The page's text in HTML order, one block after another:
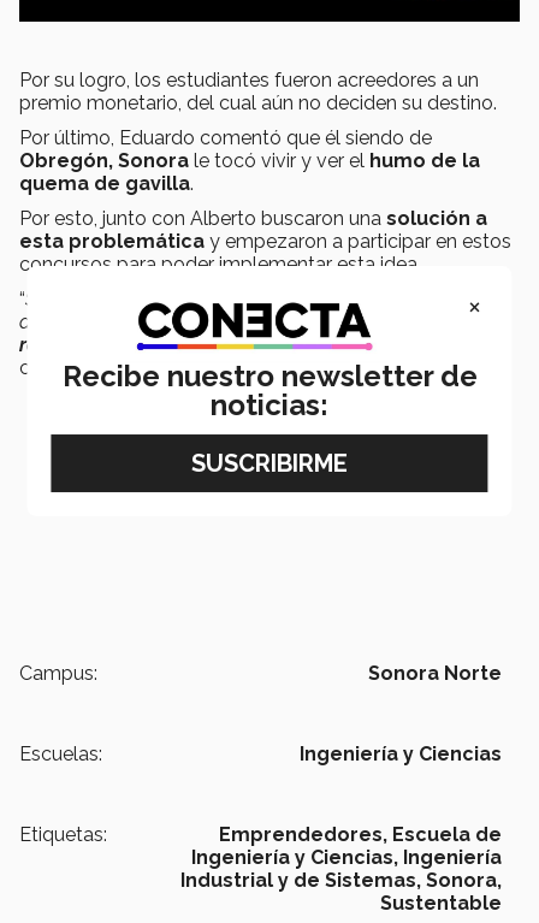
Por su logro, los estudiantes fueron acreedores a un
premio monetario, del cual aún no deciden su destino.
Por último, Eduardo comentó que él siendo de
Obregón, Sonora le tocó vivir y ver el humo de la
quema de gavilla.
Por esto, junto con Alberto buscaron una solución a
esta problemática y empezaron a participar en estos
concursos para poder implementar esta idea.
“Si se puede llegar a lograr este proyecto en la vida real
ayudaría mucho a las personas del
Valle del Yaqui
reducir los niveles de contaminaciónque tenemos
concluyó.
Campus: Sonora Norte
Escuelas: Ingeniería y Ciencias
Etiquetas: Emprendedores, Escuela de
Ingeniería y Ciencias, Ingeniería
Industrial y de Sistemas, Sonora,
Sustentable
×
Recibe nuestro newsletter de
noticias: